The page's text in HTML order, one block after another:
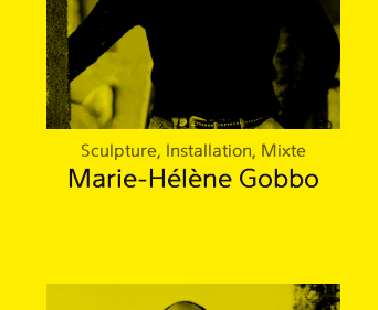
Sculpture, Installation, Mixte
Marie-Hélène Gobbo